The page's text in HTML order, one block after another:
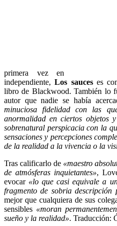
primera vez en
independiente,Los sauceses
libro de Blackwood. También lo
autor que nadie se había
minuciosa fidelidad con las
anormalidad en ciertos objetos
sobrenatural perspicacia con la
sensaciones y percepciones
de la realidad a la vivencia o la
Tras calificarlo de «maestro
de atmósferas inquietantes»,
evocar «lo que casi equivale a
fragmento de sobria descripción
mejor que cualquiera de sus
sensibles «moran
sueño y la realidad». Traducción: